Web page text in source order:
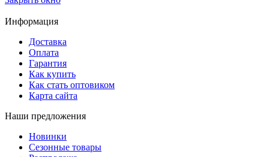
Информация
Доставка
Оплата
Гарантия
Как купить
Как стать оптовиком
Карта сайта
Наши предложения
Новинки
Сезонные товары